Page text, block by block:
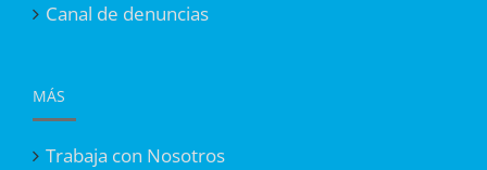
Canal de denuncias
MÁS
Trabaja con Nosotros